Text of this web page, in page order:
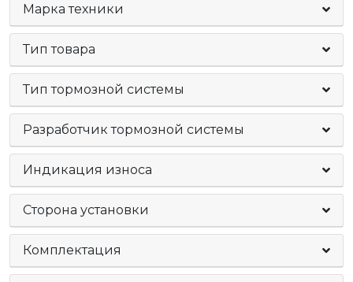
Марка техники
Тип товара
Тип тормозной системы
Разработчик тормозной системы
Индикация износа
Сторона установки
Комплектация